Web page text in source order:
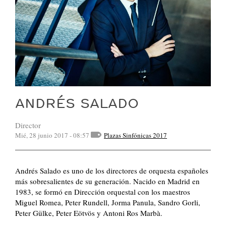
ANDRÉS SALADO
Director
Mié, 28 junio 2017 - 08:57 Plazas Sinfónicas 2017
Andrés Salado es uno de los directores de orquesta españoles
más sobresalientes de su generación. Nacido en Madrid en
1983, se formó en Dirección orquestal con los maestros
Miguel Romea, Peter Rundell, Jorma Panula, Sandro Gorli,
Peter Gülke, Peter Eötvös y Antoni Ros Marbà.